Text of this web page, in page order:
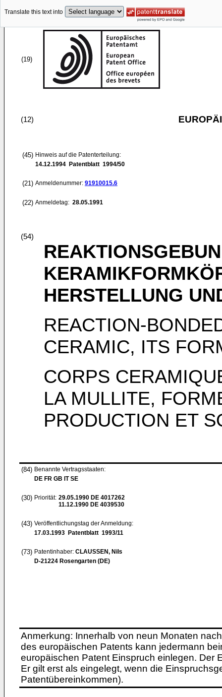
Translate this text into
(19)
(12)
(45) Hinweis auf die Patenterteilung:
14.12.1994 Patentblatt 1994/50
(21) Anmeldenummer: 91910015.6
(22) Anmeldetag: 28.05.1991
(54)
HERSTELLUNG
REACTION-
CERAMIC, ITS
CORPS
LA MULLITE,
PRODUCTION ET
(84) Benannte Vertragsstaaten:
DE FR GB IT SE
(30) Priorität: 29.05.1990 DE 4017262
11.12.1990 DE 4039530
(43) Veröffentlichungstag der Anmeldung:
17.03.1993 Patentblatt 1993/11
(73) Patentinhaber: CLAUSSEN, Nils
D-21224 Rosengarten (DE)
Anmerkung: Innerhalb von neun Monaten
des europäischen Patents kann jedermann
europäischen Patent Einspruch einlegen. Der
Er gilt erst als eingelegt, wenn die
Patentübereinkommen).